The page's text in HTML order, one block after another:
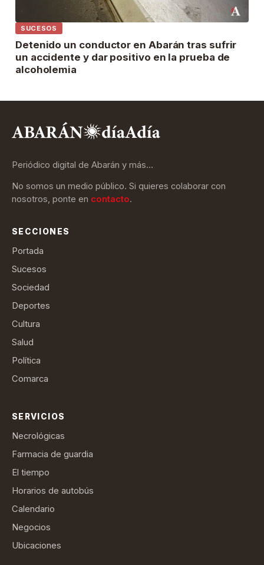
SUCESOS
Detenido un conductor en Abarán tras sufrir
un accidente y dar positivo en la prueba de
alcoholemia
Periódico digital de Abarán y más…
No somos un medio público. Si quieres colaborar con
nosotros, ponte en contacto.
SECCIONES
Portada
Sucesos
Sociedad
Deportes
Cultura
Salud
Política
Comarca
SERVICIOS
Necrológicas
Farmacia de guardia
El tiempo
Horarios de autobús
Calendario
Negocios
Ubicaciones